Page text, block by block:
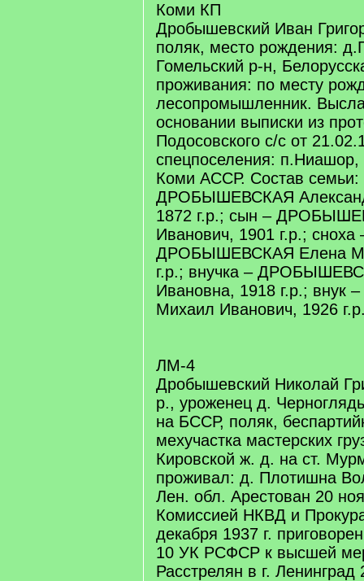
Коми КП
Дробышевский Иван
поляк, место рождения:
Гомельский р-н,
проживания: по месту
лесопромышленник.
основании выписки из
Подосовского с/с от
спецпоселения:
Коми АССР. Состав семьи:
ДРОБЫШЕВСКАЯ
1872 г.р.; сын –
Иванович, 1901 г.р.; сноха
ДРОБЫШЕВСКАЯ Елена
г.р.; внучка –
Ивановна, 1918 г.р.;
Михаил Иванович, 1926
ЛМ-4
Дробышевский Николай
р., уроженец д.
на БССР, поляк,
мехучастка мастерских
Кировской ж. д. на ст.
проживал: д. Плотишна
Лен. обл. Арестован 20
Комиссией НКВД и
декабря 1937 г.
10 УК РСФСР к высшей
Расстрелян в г. Ленинград